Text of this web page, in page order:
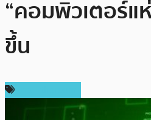
“คอมพิวเตอร์แ
ขึ้น